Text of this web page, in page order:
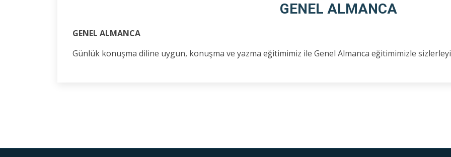
GENEL ALMANCA
GENEL ALMANCA
Günlük konuşma diline uygun, konuşma ve yazma eğitimimiz ile Genel Almanca eğitimimizle